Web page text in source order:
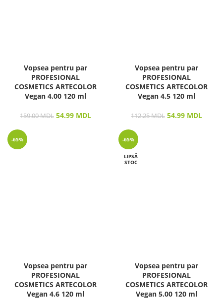
Vopsea pentru par
PROFESIONAL
COSMETICS ARTECOLOR
Vegan 4.00 120 ml
159.00MDL 54.99 MDL
Vopsea pentru par
PROFESIONAL
COSMETICS ARTECOLOR
Vegan 4.5 120 ml
112.25MDL 54.99 MDL
-65%
Vopsea pentru par
PROFESIONAL
COSMETICS ARTECOLOR
Vegan 4.6 120 ml
-65%
LIPSĂ
STOC
Vopsea pentru par
PROFESIONAL
COSMETICS ARTECOLOR
Vegan 5.00 120 ml